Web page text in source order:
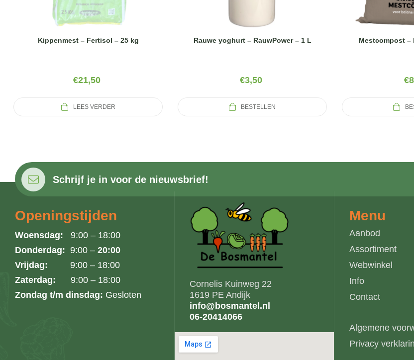
Kippenmest – Fertisol – 25 kg
€21,50
LEES VERDER
Rauwe yoghurt – RauwPower – 1 L
€3,50
BESTELLEN
Mestcompost –
€
Schrijf je in voor de nieuwsbrief!
Openingstijden
Woensdag: 9:00 – 18:00
Donderdag: 9:00 – 20:00
Vrijdag: 9:00 – 18:00
Zaterdag: 9:00 – 18:00
Zondag t/m dinsdag: Gesloten
Cornelis Kuinweg 22
1619 PE Andijk
info@bosmantel.nl
06-20414066
Menu
Aanbod
Assortiment
Webwinkel
Info
Contact
Algemene
Privacy